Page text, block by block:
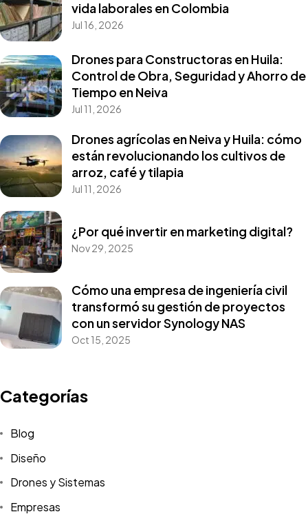
vida laborales en Colombia
Jul 16, 2026
Drones para Constructoras en Huila:
Control de Obra, Seguridad y Ahorro de
Tiempo en Neiva
Jul 11, 2026
Drones agrícolas en Neiva y Huila: cómo
están revolucionando los cultivos de
arroz, café y tilapia
Jul 11, 2026
¿Por qué invertir en marketing digital?
Nov 29, 2025
Cómo una empresa de ingeniería civil
transformó su gestión de proyectos
con un servidor Synology NAS
Oct 15, 2025
Categorías
Blog
Diseño
Drones y Sistemas
Empresas